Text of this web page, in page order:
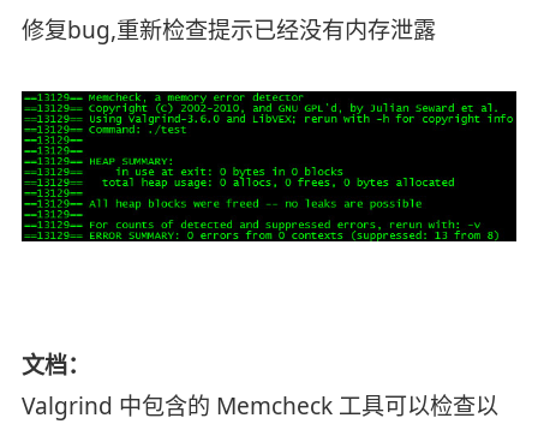
修复bug,重新检查提示已经没有内存泄露
文档：
Valgrind 中包含的 Memcheck 工具可以检查以